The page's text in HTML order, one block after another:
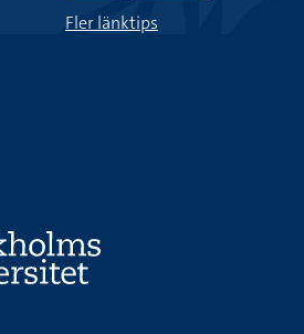
Fler länktips